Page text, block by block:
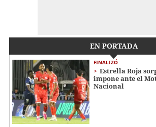
EN PORTADA
FINALIZÓ
Estrella Roja
impone ante el
Nacional